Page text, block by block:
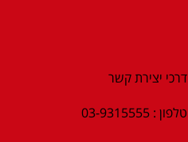
דרכי יצירת קשר
טלפון : 03-9315555